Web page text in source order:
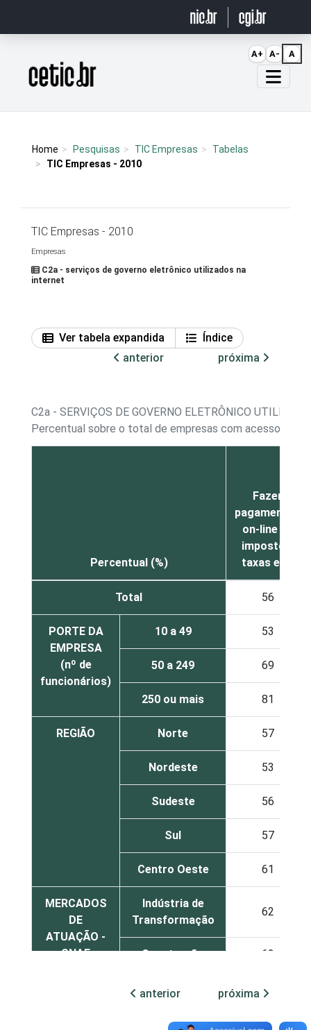
Página inicial
Home Pesquisas TIC Empresas
Tabelas
TIC Empresas - 2010
TIC Empresas - 2010
Empresas
C2a - serviços de governo eletrônico utilizados na
internet
Ver tabela expandida
Índice
anterior
próxima
C2a - SERVIÇOS DE GOVERNO ELETRÔNICO
Percentual sobre o total de empresas com acesso à
Percentual (%)
Fazer
pagamentos
on-line de
impostos,
taxas etc
Total 56
PORTE DA
EMPRESA
(nº de
funcionários)
10 a 49 53
50 a 249 69
250 ou mais 81
REGIÃO Norte 57
Nordeste 53
Sudeste 56
Sul 57
Centro Oeste 61
MERCADOS
DE
ATUAÇÃO -
CNAE
Indústria de
Transformação
62
Construção 62
Comércio,
veículos
51
anterior próxima
A+ A- A